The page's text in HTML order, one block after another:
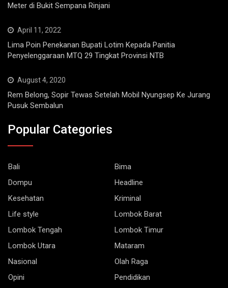
Meter di Bukit Sempana Rinjani
April 11, 2022
Lima Poin Penekanan Bupati Lotim Kepada Panitia
Penyelenggaraan MTQ 29 Tingkat Provinsi NTB
August 4, 2020
Rem Belong, Sopir Tewas Setelah Mobil Nyungsep Ke Jurang
Pusuk Sembalun
Popular Categories
Bali
Bima
Dompu
Headline
Kesehatan
Kriminal
Life style
Lombok Barat
Lombok Tengah
Lombok Timur
Lombok Utara
Mataram
Nasional
Olah Raga
Opini
Pendidikan